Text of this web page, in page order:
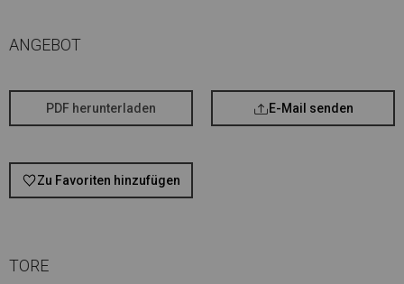
ANGEBOT
PDF herunterladen E-Mail senden
Zu Favoriten hinzufügen
TORE